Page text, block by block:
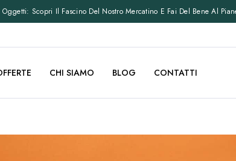
Scopri Il Fascino Del Nostro Mercatino E Fai Del Bene Al
CHI SIAMO BLOG CONTATTI